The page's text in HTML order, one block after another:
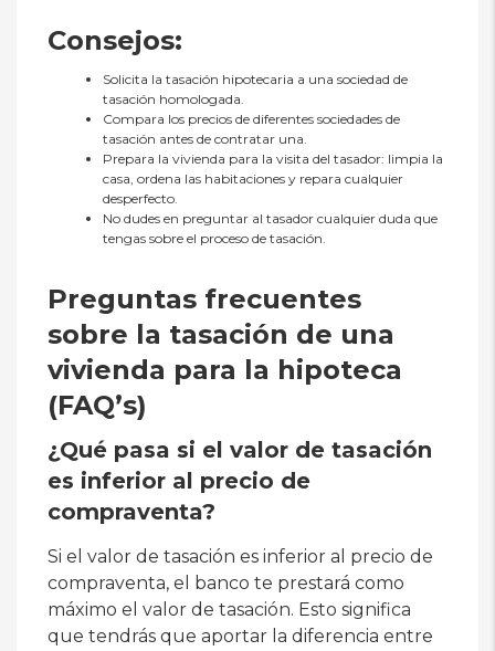
Consejos:
Solicita la tasación hipotecaria a una sociedad de
tasación homologada.
Compara los precios de diferentes sociedades de
tasación antes de contratar una.
Prepara la vivienda para la visita del tasador: limpia la
casa, ordena las habitaciones y repara cualquier
desperfecto.
No dudes en preguntar al tasador cualquier duda que
tengas sobre el proceso de tasación.
Preguntas frecuentes
sobre la tasación de una
vivienda para la hipoteca
(FAQ’s)
¿Qué pasa si el valor de tasación
es inferior al precio de
compraventa?
Si el valor de tasación es inferior al precio de
compraventa, el banco te prestará como
máximo el valor de tasación. Esto significa
que tendrás que aportar la diferencia entre